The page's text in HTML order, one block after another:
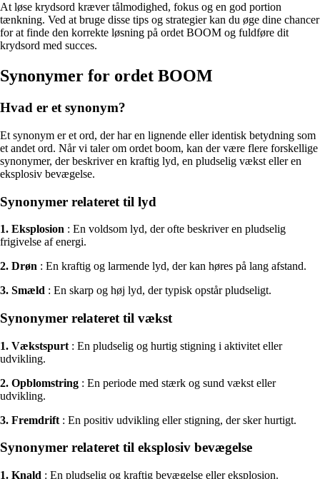
At løse krydsord kræver tålmodighed, fokus og en god portion
tænkning. Ved at bruge disse tips og strategier kan du øge dine chancer
for at finde den korrekte løsning på ordet BOOM og fuldføre dit
krydsord med succes.
Synonymer for ordet BOOM
Hvad er et synonym?
Et synonym er et ord, der har en lignende eller identisk betydning som
et andet ord. Når vi taler om ordet boom, kan der være flere forskellige
synonymer, der beskriver en kraftig lyd, en pludselig vækst eller en
eksplosiv bevægelse.
Synonymer relateret til lyd
1. Eksplosion : En voldsom lyd, der ofte beskriver en pludselig
frigivelse af energi.
2. Drøn : En kraftig og larmende lyd, der kan høres på lang afstand.
3. Smæld : En skarp og høj lyd, der typisk opstår pludseligt.
Synonymer relateret til vækst
1. Vækstspurt : En pludselig og hurtig stigning i aktivitet eller
udvikling.
2. Opblomstring : En periode med stærk og sund vækst eller
udvikling.
3. Fremdrift : En positiv udvikling eller stigning, der sker hurtigt.
Synonymer relateret til eksplosiv bevægelse
1. Knald : En pludselig og kraftig bevægelse eller eksplosion.